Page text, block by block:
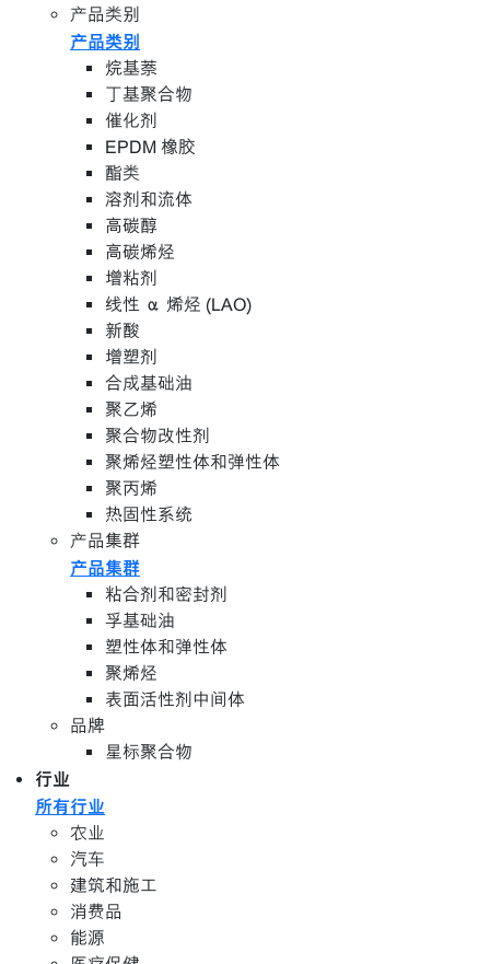
产品类别
产品类别
烷基萘
丁基聚合物
催化剂
EPDM 橡胶
酯类
溶剂和流体
高碳醇
高碳烯烃
增粘剂
线性 α 烯烃 (LAO)
新酸
增塑剂
合成基础油
聚乙烯
聚合物改性剂
聚烯烃塑性体和弹性体
聚丙烯
热固性系统
产品集群
产品集群
粘合剂和密封剂
孚基础油
塑性体和弹性体
聚烯烃
表面活性剂中间体
品牌
星标聚合物
行业
所有行业
农业
汽车
建筑和施工
消费品
能源